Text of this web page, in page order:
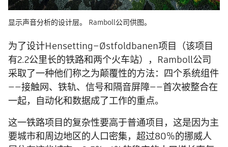
显示声音分析的设计层。 Ramboll公司供图。
为了设计Hensetting–Østfoldbanen项目（该项目
有2.2公里长的铁路和两个火车站），Ramboll公司
采取了一种他们称之为颠覆性的方法：四个系统组件
——接触网、铁轨、信号和隔音屏障——首次被整合在
一起，自动化和数据成了工作的重点。
这一铁路项目的复杂性要高于普通项目，这是因为主
要城市和周边地区的人口密集，超过80%的挪威人